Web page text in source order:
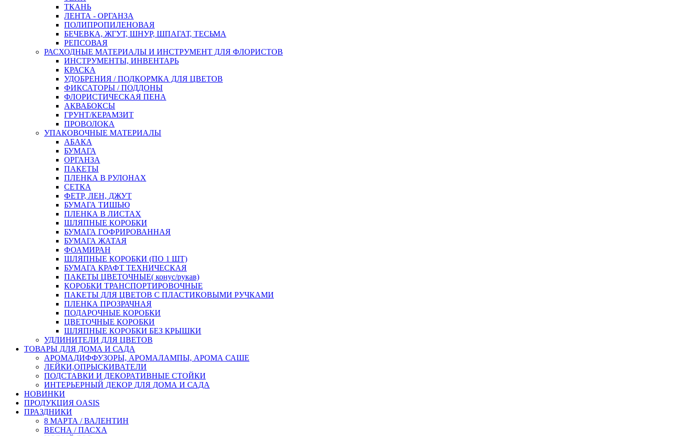
ТКАНЬ
ЛЕНТА - ОРГАНЗА
ПОЛИПРОПИЛЕНОВАЯ
БЕЧЕВКА, ЖГУТ, ШНУР, ШПАГАТ, ТЕСЬМА
РЕПСОВАЯ
РАСХОДНЫЕ МАТЕРИАЛЫ И ИНСТРУМЕНТ ДЛЯ ФЛОРИСТОВ
ИНСТРУМЕНТЫ, ИНВЕНТАРЬ
КРАСКА
УДОБРЕНИЯ / ПОДКОРМКА ДЛЯ ЦВЕТОВ
ФИКСАТОРЫ / ПОДДОНЫ
ФЛОРИСТИЧЕСКАЯ ПЕНА
АКВАБОКСЫ
ГРУНТ/КЕРАМЗИТ
ПРОВОЛОКА
УПАКОВОЧНЫЕ МАТЕРИАЛЫ
АБАКА
БУМАГА
ОРГАНЗА
ПАКЕТЫ
ПЛЕНКА В РУЛОНАХ
СЕТКА
ФЕТР, ЛЕН, ДЖУТ
БУМАГА ТИШЬЮ
ПЛЕНКА В ЛИСТАХ
ШЛЯПНЫЕ КОРОБКИ
БУМАГА ГОФРИРОВАННАЯ
БУМАГА ЖАТАЯ
ФОАМИРАН
ШЛЯПНЫЕ КОРОБКИ (ПО 1 ШТ)
БУМАГА КРАФТ ТЕХНИЧЕСКАЯ
ПАКЕТЫ ЦВЕТОЧНЫЕ( конус/рукав)
КОРОБКИ ТРАНСПОРТИРОВОЧНЫЕ
ПАКЕТЫ ДЛЯ ЦВЕТОВ С ПЛАСТИКОВЫМИ РУЧКАМИ
ПЛЕНКА ПРОЗРАЧНАЯ
ПОДАРОЧНЫЕ КОРОБКИ
ЦВЕТОЧНЫЕ КОРОБКИ
ШЛЯПНЫЕ КОРОБКИ БЕЗ КРЫШКИ
УДЛИНИТЕЛИ ДЛЯ ЦВЕТОВ
ТОВАРЫ ДЛЯ ДОМА И САДА
АРОМАДИФФУЗОРЫ, АРОМАЛАМПЫ, АРОМА САШЕ
ЛЕЙКИ,ОПРЫСКИВАТЕЛИ
ПОДСТАВКИ И ДЕКОРАТИВНЫЕ СТОЙКИ
ИНТЕРЬЕРНЫЙ ДЕКОР ДЛЯ ДОМА И САДА
НОВИНКИ
ПРОДУКЦИЯ OASIS
ПРАЗДНИКИ
8 МАРТА / ВАЛЕНТИН
ВЕСНА / ПАСХА